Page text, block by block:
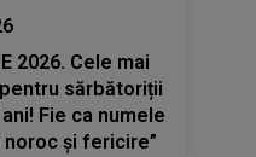
2026. Cele mai
sărbătoriții
Fie ca numele
și fericire”